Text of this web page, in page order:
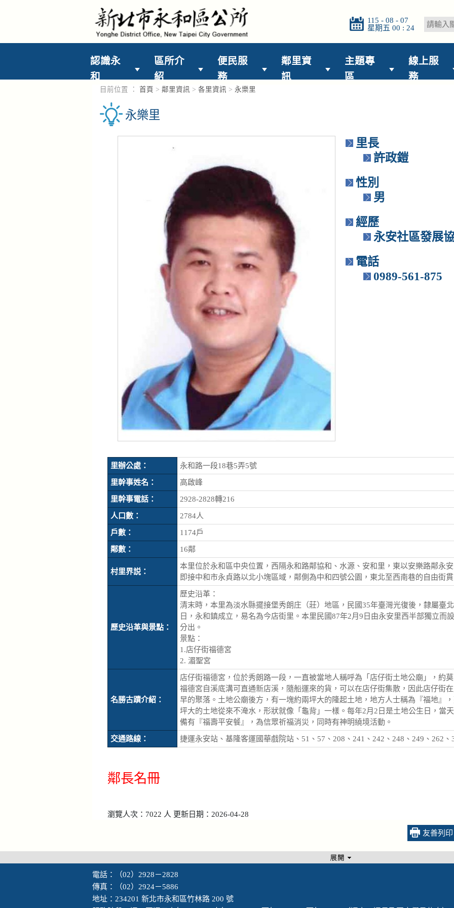
115 - 08 - 07
星期五 00 : 24
認識永
和
區所介
紹
便民服
務
鄰里資
訊
主題專
區
線上服
務
目前位置 ： 首頁 > 鄰里資訊 > 各里資訊 > 永樂里
永樂里
里長
許政鎧
性別
男
經歷
永安社區發展
電話
0989-561-875
里辦公處： 永和路一段18巷5弄5號
里幹事姓名： 高啟峰
里幹事電話： 2928-2828轉216
人口數： 2784人
戶數： 1174戶
鄰數： 16鄰
村里界説：
本里位於永和區中央位置，西隔永和路鄰協和、水源、安和里，東以安樂路鄰永
即接中和市永貞路以北小塊區域，鄰側為中和四號公園，東北至西南巷的自由街
歷史沿革與景點：
歷史沿革：
清末時，本里為淡水縣擺接堡秀朗庄（莊）地區，民國35年臺灣光復後，隸屬臺
日，永和鎮成立，易名為今店街里。本里民國87年2月9日由永安里西半部獨立而
分出。
景點：
1.店仔街福德宮
2. 湄聖宮
名勝古蹟介紹：
店仔街福德宮，位於秀朗路一段，一直被當地人稱呼為「店仔街土地公廟」，約
福德宮自溪底溝可直通新店溪，隨船運來的貨，可以在店仔街集散，因此店仔街
早的聚落。土地公廟後方，有一塊約兩坪大的隆起土地，地方人士稱為『福地』
坪大的土地從來不淹水，形狀就像「龜背」一樣。每年2月2日是土地公生日，當
備有『福壽平安餐』，為信眾祈福消災，同時有神明繞境活動。
交通路線： 捷運永安站、基隆客運國華戲院站、51、57、208、241、242、248、249、262
鄰長名冊
瀏覽人次：7022 人 更新日期：2026-04-28
友善列印
電話：（02）2928－2828
傳真：（02）2924－5886
地址：234201 新北市永和區竹林路 200 號